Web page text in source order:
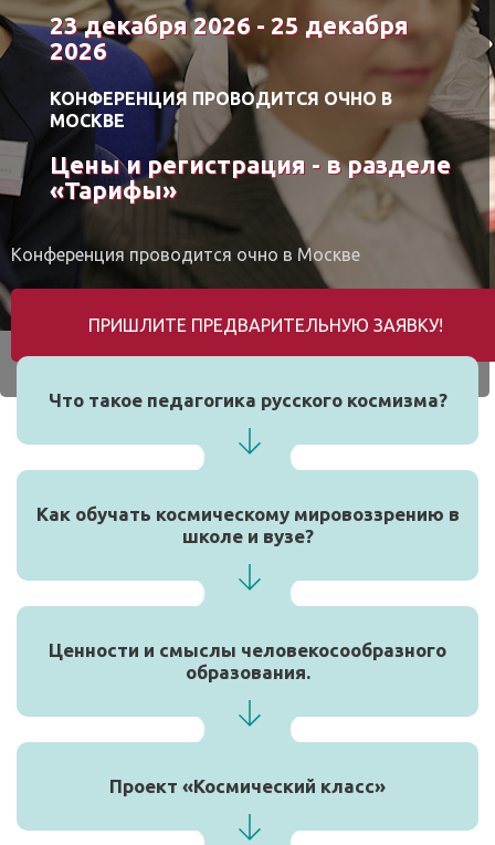
23 декабря 2026 - 25 декабря
2026
КОНФЕРЕНЦИЯ ПРОВОДИТСЯ ОЧНО В
МОСКВЕ
Цены и регистрация - в разделе
«Тарифы»
Конференция проводится очно в Москве
ПРИШЛИТЕ ПРЕДВАРИТЕЛЬНУЮ ЗАЯВКУ!
Что такое педагогика русского космизма?
Как обучать космическому мировоззрению в
школе и вузе?
Ценности и смыслы человекосообразного
образования.
Проект «Космический класс»